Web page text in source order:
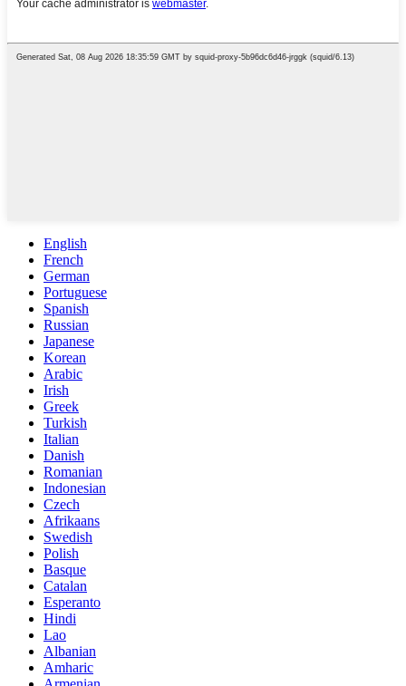
English
French
German
Portuguese
Spanish
Russian
Japanese
Korean
Arabic
Irish
Greek
Turkish
Italian
Danish
Romanian
Indonesian
Czech
Afrikaans
Swedish
Polish
Basque
Catalan
Esperanto
Hindi
Lao
Albanian
Amharic